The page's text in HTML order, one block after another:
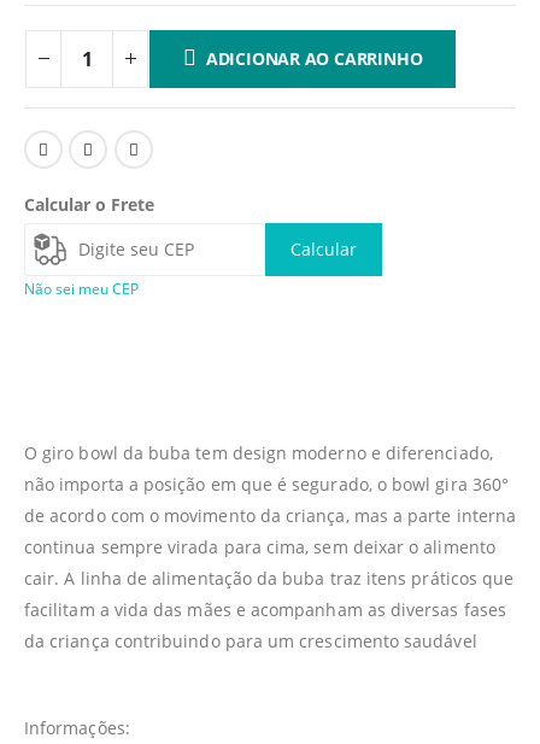
ADICIONAR AO CARRINHO
Calcular o Frete
Calcular
Não sei meu CEP
O giro bowl da buba tem design moderno e diferenciado,
não importa a posição em que é segurado, o bowl gira 360°
de acordo com o movimento da criança, mas a parte interna
continua sempre virada para cima, sem deixar o alimento
cair. A linha de alimentação da buba traz itens práticos que
facilitam a vida das mães e acompanham as diversas fases
da criança contribuindo para um crescimento saudável
Informações: